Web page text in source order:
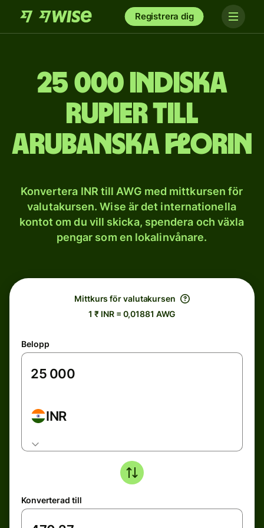
Registrera dig
25 000 indiska
rupier till
arubanska florin
Konvertera INR till AWG med mittkursen för
valutakursen. Wise är det internationella
kontot om du vill skicka, spendera och växla
pengar som en lokalinvånare.
Mittkurs för valutakursen
1 ₹ INR = 0,01881 AWG
Belopp
INR
Konverterad till